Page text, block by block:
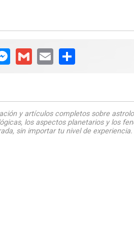
Messenger
Gmail Email Share
y artículos completos sobre
los aspectos planetarios y los
sin importar tu nivel de experiencia.